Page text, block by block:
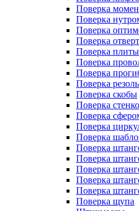
Поверка
Поверка
Поверка
Поверка
Поверка
Поверка
Поверка
Поверка
Поверка скобы
Поверка
Поверка
Поверка
Поверка
Поверка
Поверка
Поверка
Поверка
Поверка
Поверка щупа